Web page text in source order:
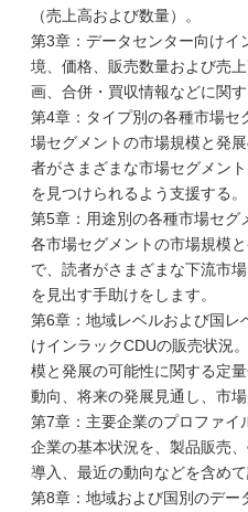
（売上高および数量）。
第3章：データセンター向けイ
境、価格、販売数量および売
画、合併・買収情報などに関す
第4章：タイプ別の各種市場セ
場セグメントの市場規模と発
者がさまざまな市場セグメン
を見つけられるよう支援する。
第5章：用途別の各種市場セグ
各市場セグメントの市場規模
で、読者がさまざまな下流市
を見出す手助けをします。
第6章：地域レベルおよび国レ
けインラックCDUの販売状況
模と発展の可能性に関する定
動向、将来の発展見通し、市
第7章：主要企業のプロファイ
企業の基本状況を、製品販売
導入、最近の動向などを含めて
第8章：地域および国別のデー